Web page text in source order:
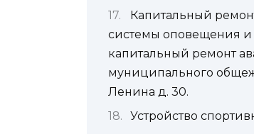
Капитальный
системы оповещения
капитальный ремонт
муниципального
Ленина д. 30.
Устройство